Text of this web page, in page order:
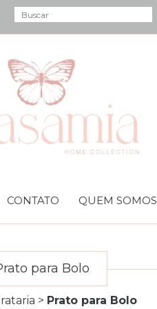
CONTATO QUEM SOMOS
para Bolo
> Prato para Bolo